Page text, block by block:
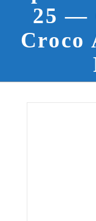
25 —
Croco